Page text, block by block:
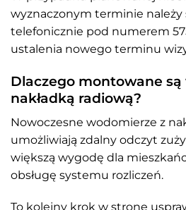
wyznaczonym terminie
telefonicznie pod numerem
ustalenia nowego terminu
Dlaczego montowane
nakładką radiową?
Nowoczesne wodomierze z
umożliwiają zdalny odczyt
większą wygodę dla
obsługę systemu rozliczeń.
To kolejny krok w stronę